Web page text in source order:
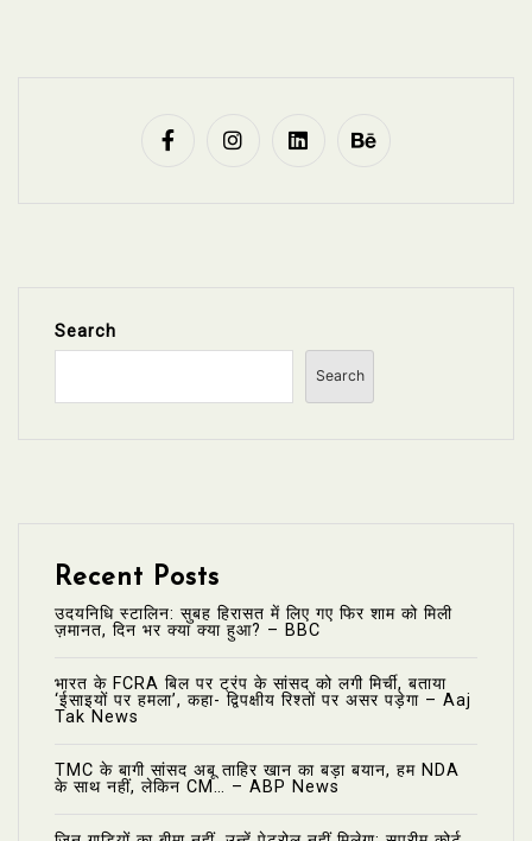
Search
Search
Recent Posts
उदयनिधि स्टालिन: सुबह हिरासत में लिए गए फिर शाम को मिली
ज़मानत, दिन भर क्या क्या हुआ? – BBC
भारत के FCRA बिल पर ट्रंप के सांसद को लगी मिर्ची, बताया
‘ईसाइयों पर हमला’, कहा- द्विपक्षीय रिश्तों पर असर पड़ेगा – Aaj
Tak News
TMC के बागी सांसद अबू ताहिर खान का बड़ा बयान, हम NDA
के साथ नहीं, लेकिन CM… – ABP News